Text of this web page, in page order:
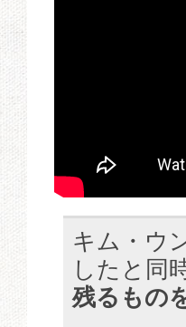
キム・ウ
したと同
残るもの